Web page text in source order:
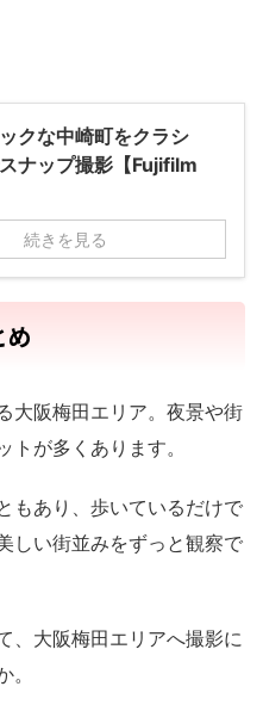
クな中崎町をクラシ
ナップ撮影【Fujifilm
続きを見る
め
大阪梅田エリア。夜景や街
が多くあります。
もあり、歩いているだけで
しい街並みをずっと観察で
、大阪梅田エリアへ撮影に